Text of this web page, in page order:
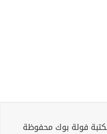
فولة بوك محفوظة